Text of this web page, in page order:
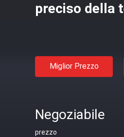
preciso della
Miglior Prezzo
Negoziabile
prezzo